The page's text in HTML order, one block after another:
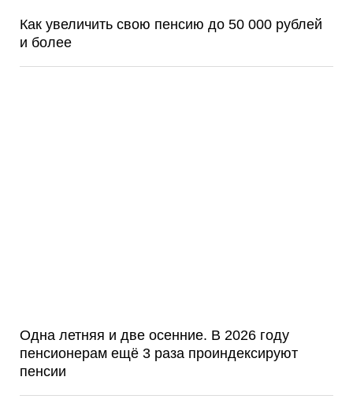
Как увеличить свою пенсию до 50 000 рублей
и более
Одна летняя и две осенние. В 2026 году
пенсионерам ещё 3 раза проиндексируют
пенсии